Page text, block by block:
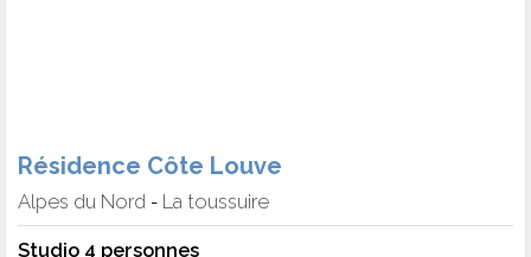
Résidence Côte Louve
Alpes du Nord - La toussuire
Studio 4 personnes